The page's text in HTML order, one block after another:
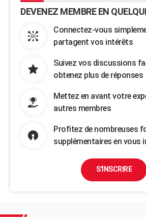
DEVENEZ MEMBRE EN
Connectez-vous
partagent vos intérêts
Suivez vos discussions
obtenez plus de réponses
Mettez en avant votre
autres membres
Profitez de nombreuses
supplémentaires en vous
S'INSCRIRE